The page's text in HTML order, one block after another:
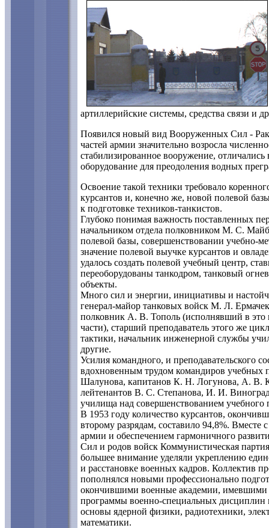
артиллерийские системы, средства связи и
Появился новый вид Вооруженных Сил -
частей армии значительно возросла
стабилизированное вооружение,
оборудование для преодоления водных
Освоение такой техники требовало
курсантов и, конечно же, новой полевой
к подготовке техников-танкистов.
Глубоко понимая важность поставленных
начальником отдела полковником М. С.
полевой базы, совершенствовании учебно-
значение полевой выучке курсантов и
удалось создать полевой учебный центр,
переоборудованы танкодром, танковый
объекты.
Много сил и энергии, инициативы и
генерал-майор танковых войск М. Л.
полковник А. В. Тополь (исполнявший в это
части), старший преподаватель этого же
тактики, начальник инженерной службы
другие.
Усилия командного, и преподавательского
вдохновенным трудом командиров
Шалунова, капитанов К. Н. Логунова, А. В.
лейтенантов В. С. Степанова, И. И.
училища над совершенствованием учебного
В 1953 году количество курсантов,
второму разрядам, составило 94,8%. Вместе
армии и обеспечением гармоничного
Сил и родов войск Коммунистическая
большее внимание уделяли укреплению
и расстановке военных кадров. Коллектив
пополнялся новыми профессионально
окончившими военные академии, имевшими
программы военно-специальных дисциплин
основы ядерной физики, радиотехники,
математики.